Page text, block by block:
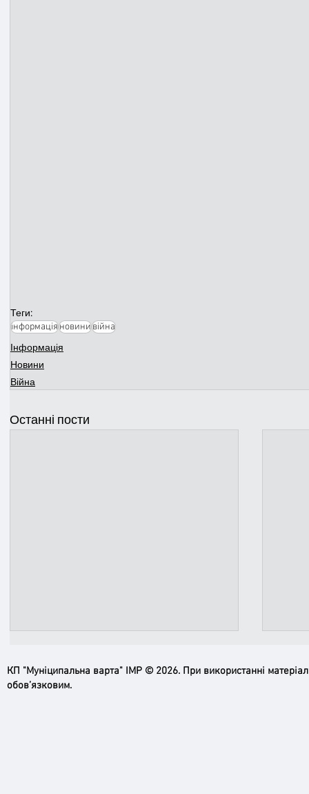
Теги:
інформаціяновинивійна
Інформація
Новини
Війна
Останні пости
КП "Муніципальна варта" ІМР © 2026. При використанні
обов’язковим.